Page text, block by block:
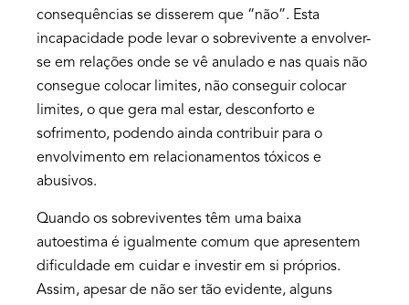
consequências se disserem que “não”. Esta
incapacidade pode levar o sobrevivente a envolver-
se em relações onde se vê anulado e nas quais não
consegue colocar limites, não conseguir colocar
limites, o que gera mal estar, desconforto e
sofrimento, podendo ainda contribuir para o
envolvimento em relacionamentos tóxicos e
abusivos.
Quando os sobreviventes têm uma baixa
autoestima é igualmente comum que apresentem
dificuldade em cuidar e investir em si próprios.
Assim, apesar de não ser tão evidente, alguns